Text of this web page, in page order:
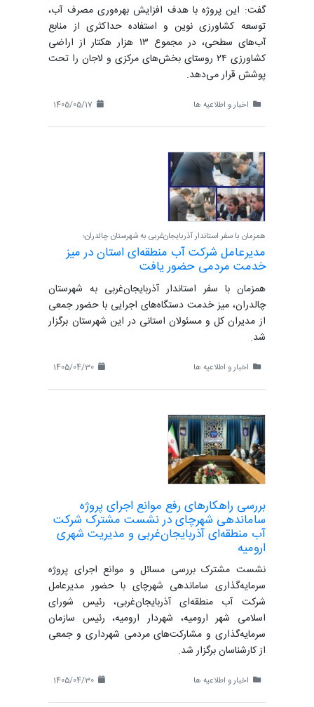
گفت: این پروژه با هدف افزایش بهره‌وری مصرف آب،
توسعه کشاورزی نوین و استفاده حداکثری از منابع
آب‌های سطحی، در مجموع ۱۳ هزار هکتار از اراضی
کشاورزی ۲۴ روستای بخش‌های مرکزی و لاجان را تحت
پوشش قرار می‌دهد.
اخبار و اطلاعیه ها
همزمان با سفر استاندار آذربایجان‌غربی به شهرستان چالدران؛
مدیرعامل شرکت آب منطقه‌ای استان در میز
خدمت مردمی حضور یافت
همزمان با سفر استاندار آذربایجان‌غربی به شهرستان
چالدران، میز خدمت دستگاه‌های اجرایی با حضور جمعی
از مدیران کل و مسئولان استانی در این شهرستان برگزار
شد.
اخبار و اطلاعیه ها
بررسی راهکارهای رفع موانع اجرای پروژه
ساماندهی شهرچای در نشست مشترک شرکت
آب منطقه‌ای آذربایجان‌غربی و مدیریت شهری
ارومیه
نشست مشترک بررسی مسائل و موانع اجرای پروژه
سرمایه‌گذاری ساماندهی شهرچای با حضور مدیرعامل
شرکت آب منطقه‌ای آذربایجان‌غربی، رئیس شورای
اسلامی شهر ارومیه، شهردار ارومیه، رئیس سازمان
سرمایه‌گذاری و مشارکت‌های مردمی شهرداری و جمعی
از کارشناسان برگزار شد.
اخبار و اطلاعیه ها